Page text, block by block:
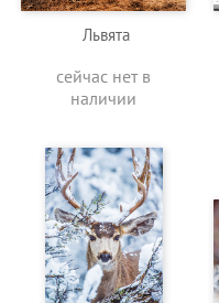
Львята
сейчас нет в
наличии